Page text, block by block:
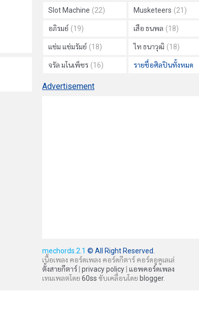
Slot Machine (22) Musketeers (21)
อภิรมย์ (19) เสือ ธนพล (18)
แช่ม แช่มรัมย์ (18) ไท ธนาวุฒิ (18)
จรัล มโนเพ็ชร (16) รายชื่อศิลปินทั้งหมด
Advertisement
mechords.2.1 © All Right Reserved.
เนื้อเพลง คอร์ดเพลง คอร์ดกีตาร์ คอร์ดอูคูเลเล่
ตั้งสายกีตาร์ privacy policy แอพคอร์ดเพลง
เทมเพลตโดย 60ss ขับเคลื่อนโดย blogger.